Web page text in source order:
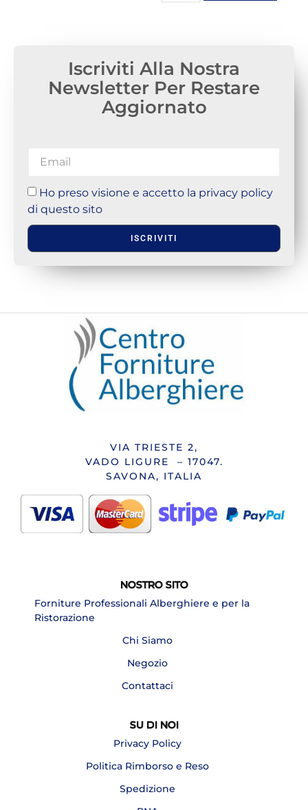
Iscriviti Alla Nostra
Newsletter Per Restare
Aggiornato
Ho preso visione e accetto la privacy policy
di questo sito
ISCRIVITI
VIA TRIESTE 2,
VADO LIGURE – 17047.
SAVONA, ITALIA
NOSTRO SITO
Forniture Professionali Alberghiere e per la
Ristorazione
Chi Siamo
Negozio
Contattaci
SU DI NOI
Privacy Policy
Politica Rimborso e Reso
Spedizione